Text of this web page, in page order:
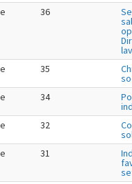
36
35
34
32
31